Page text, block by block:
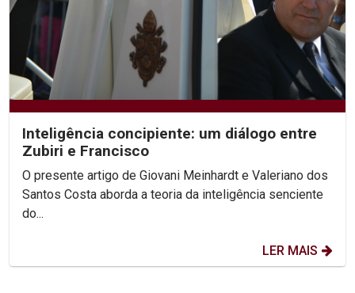
Inteligência concipiente: um diálogo entre
Zubiri e Francisco
O presente artigo de Giovani Meinhardt e Valeriano dos
Santos Costa aborda a teoria da inteligência senciente
do...
LER MAIS